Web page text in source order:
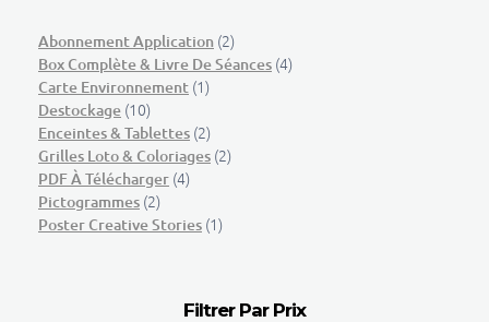
Abonnement Application (2)
Box Complète & Livre De Séances (4)
Carte Environnement (1)
Destockage (10)
Enceintes & Tablettes (2)
Grilles Loto & Coloriages (2)
PDF À Télécharger (4)
Pictogrammes (2)
Poster Creative Stories (1)
Filtrer Par Prix